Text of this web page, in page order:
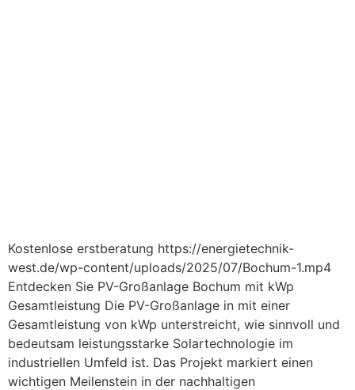
Kostenlose erstberatung https://energietechnik-
west.de/wp-content/uploads/2025/07/Bochum-1.mp4
Entdecken Sie PV-Großanlage Bochum mit kWp
Gesamtleistung Die PV-Großanlage in mit einer
Gesamtleistung von kWp unterstreicht, wie sinnvoll und
bedeutsam leistungsstarke Solartechnologie im
industriellen Umfeld ist. Das Projekt markiert einen
wichtigen Meilenstein in der nachhaltigen